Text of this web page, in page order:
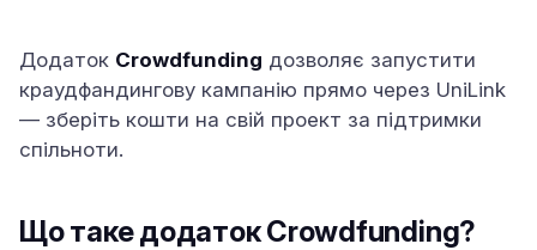
Додаток Crowdfunding дозволяє запустити
краудфандингову кампанію прямо через UniLink
— зберіть кошти на свій проект за підтримки
спільноти.
Що таке додаток Crowdfunding?